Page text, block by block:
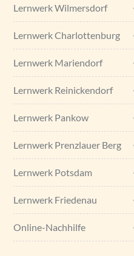
Lernwerk Wilmersdorf
Lernwerk Charlottenburg
Lernwerk Mariendorf
Lernwerk Reinickendorf
Lernwerk Pankow
Lernwerk Prenzlauer Berg
Lernwerk Potsdam
Lernwerk Friedenau
Online-Nachhilfe